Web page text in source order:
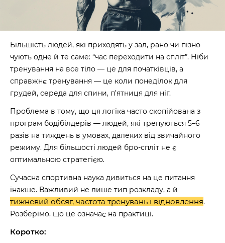
Більшість людей, які приходять у зал, рано чи пізно
чують одне й те саме: “час переходити на спліт”. Ніби
тренування на все тіло — це для початківців, а
справжнє тренування — це коли понеділок для
грудей, середа для спини, п’ятниця для ніг.
Проблема в тому, що ця логіка часто скопійована з
програм бодібілдерів — людей, які тренуються 5–6
разів на тиждень в умовах, далеких від звичайного
режиму. Для більшості людей бро-спліт не є
оптимальною стратегією.
Сучасна спортивна наука дивиться на це питання
інакше. Важливий не лише тип розкладу, а й
тижневий обсяг, частота тренувань і відновлення.
Розберімо, що це означає на практиці.
Коротко: